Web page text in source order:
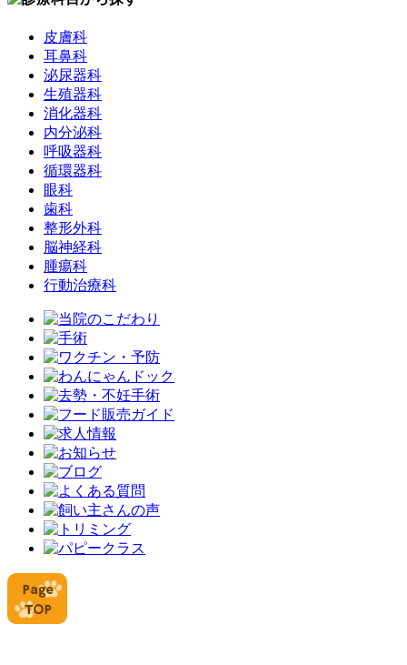
皮膚科
耳鼻科
泌尿器科
生殖器科
消化器科
内分泌科
呼吸器科
循環器科
眼科
歯科
整形外科
脳神経科
腫瘍科
行動治療科